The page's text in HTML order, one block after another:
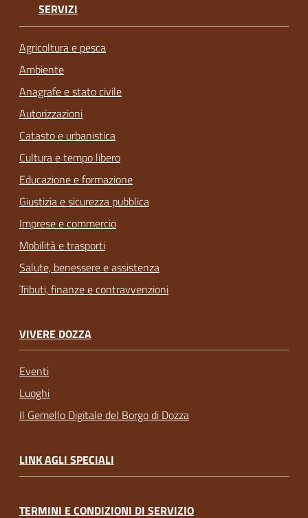
SERVIZI
Agricoltura e pesca
Ambiente
Anagrafe e stato civile
Autorizzazioni
Catasto e urbanistica
Cultura e tempo libero
Educazione e formazione
Giustizia e sicurezza pubblica
Imprese e commercio
Mobilità e trasporti
Salute, benessere e assistenza
Tributi, finanze e contravvenzioni
VIVERE DOZZA
Eventi
Luoghi
Il Gemello Digitale del Borgo di Dozza
LINK AGLI SPECIALI
TERMINI E CONDIZIONI DI SERVIZIO